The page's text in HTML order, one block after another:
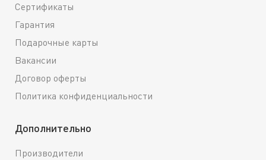
Сертификаты
Гарантия
Подарочные карты
Вакансии
Договор оферты
Политика конфиденциальности
Дополнительно
Производители